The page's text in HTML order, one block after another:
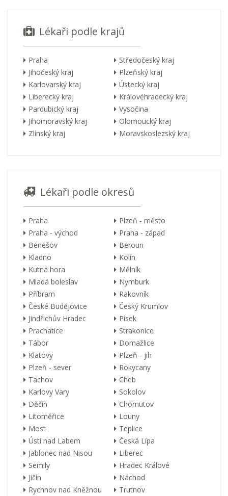
Lékaři podle krajů
Praha
Středočeský kraj
Jihočeský kraj
Plzeňský kraj
Karlovarský kraj
Ústecký kraj
Liberecký kraj
Královéhradecký kraj
Pardubický kraj
Vysočina
Jihomoravský kraj
Olomoucký kraj
Zlínský kraj
Moravskoslezský kraj
Lékaři podle okresů
Praha
Plzeň - město
Praha - východ
Praha - západ
Benešov
Beroun
Kladno
Kolín
Kutná hora
Mělník
Mladá boleslav
Nymburk
Příbram
Rakovník
České Budějovice
Český Krumlov
Jindřichův Hradec
Písek
Prachatice
Strakonice
Tábor
Domažlice
Klatovy
Plzeň - jih
Plzeň - sever
Rokycany
Tachov
Cheb
Karlovy Vary
Sokolov
Děčín
Chomutov
Litoměřice
Louny
Most
Teplice
Ústí nad Labem
Česká Lípa
Jablonec nad Nisou
Liberec
Semily
Hradec Králové
Jičín
Náchod
Rychnov nad Kněžnou
Trutnov